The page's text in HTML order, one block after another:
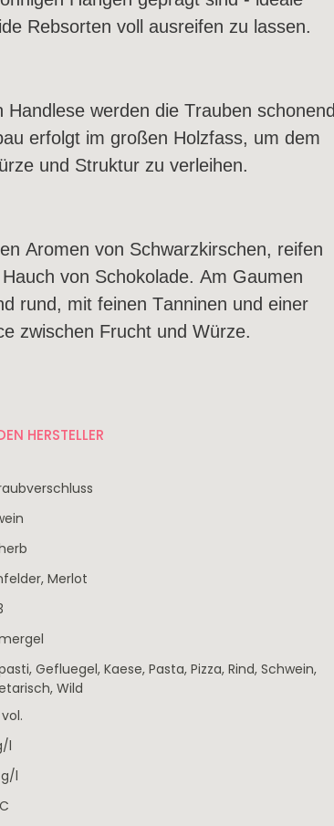
Rebsorten voll ausreifen zu lassen.
Handlese werden die Trauben schonend
erfolgt im großen Holzfass, um dem
und Struktur zu verleihen.
Aromen von Schwarzkirschen, reifen
von Schokolade. Am Gaumen
rund, mit feinen Tanninen und einer
zwischen Frucht und Würze.
HERSTELLER
Merlot
, Gefluegel, Kaese, Pasta, Pizza, Rind, Schwein,
, Wild
vol.
l
g/l